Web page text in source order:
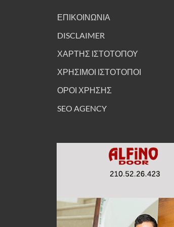
ΕΠΙΚΟΙΝΩΝΙΑ
DISCLAIMER
ΧΑΡΤΗΣ ΙΣΤΟΤΟΠΟΥ
ΧΡΗΣΙΜΟΙ ΙΣΤΟΤΟΠΟΙ
ΟΡΟΙ ΧΡΗΣΗΣ
SEO AGENCY